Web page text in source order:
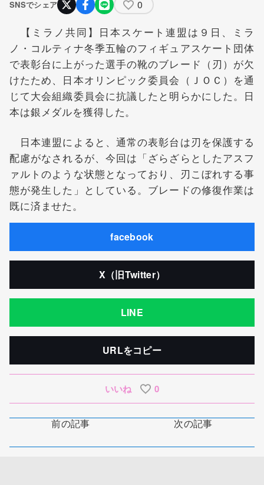
SNSでシェア 0
【ミラノ共同】日本スケート連盟は９日、ミラ
ノ・コルティナ冬季五輪のフィギュアスケート団体
で表彰台に上がった選手の靴のブレード（刃）が欠
けたため、日本オリンピック委員会（ＪＯＣ）を通
じて大会組織委員会に抗議したと明らかにした。日
本は銀メダルを獲得した。
日本連盟によると、通常の表彰台は刃を保護する
配慮がなされるが、今回は「ざらざらとしたアスフ
ァルトのような状態となっており、刃こぼれする事
態が発生した」としている。ブレードの修復作業は
既に済ませた。
facebook
X（旧Twitter）
LINE
URLをコピー
いいね 0
前の記事 次の記事